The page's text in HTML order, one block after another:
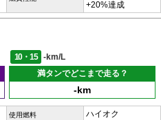
+20%達成
10・15
-km/L
満タンでどこまで走る？
-km
使用燃料
ハイオク